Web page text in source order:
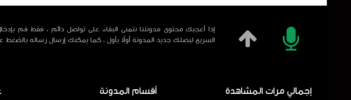
إذا أعجبك محتوى مدونتنا نتمنى البقاء على تواصل دائم ، فقط قم
السريع ليصلك جديد المدونة أولاً بأول ، كما يمكنك إرسال رساله بالضغط
إجمالي مرات المشاهدة أقسام المدونة